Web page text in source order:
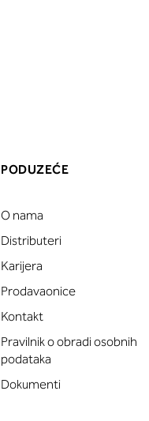
PODUZEĆE
O nama
Distributeri
Karijera
Prodavaonice
Kontakt
Pravilnik o obradi osobnih
podataka
Dokumenti